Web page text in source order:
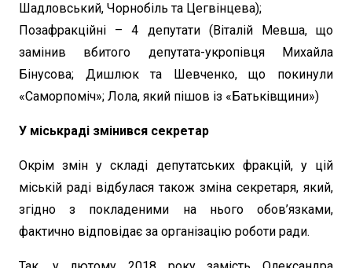
Шадловський, Чорнобіль та Цегвінцева);
Позафракційні – 4 депутати (Віталій Мевша, що
замінив вбитого депутата-укропівця Михайла
Бінусова; Дишлюк та Шевченко, що покинули
«Саморпоміч»; Лола, який пішов із «Батьківщини»)
У міськраді змінився секретар
Окрім змін у складі депутатських фракцій, у цій
міській раді відбулася також зміна секретаря, який,
згідно з покладеними на нього обов’язками,
фактично відповідає за організацію роботи ради.